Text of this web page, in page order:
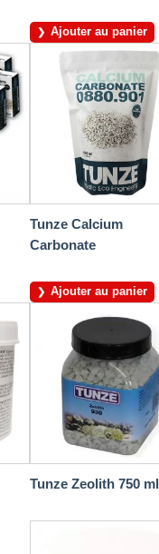
Ajouter au panier
Tunze Calcium
Carbonate
Ajouter au panier
Tunze Zeolith 750 ml